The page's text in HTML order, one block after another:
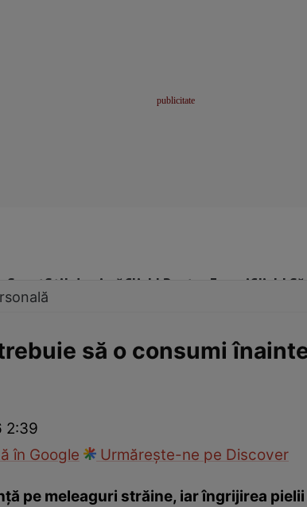
SportStil de viațăClick! Pentru FemeiClick!
să o consumi
2:39
în Google
Urmărește-ne pe Discover
pe meleaguri străine, iar îngrijirea